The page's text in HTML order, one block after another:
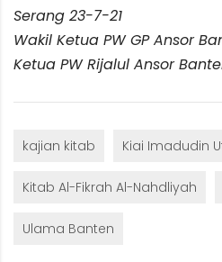
Serang 23-7-21
Wakil Ketua PW GP Ansor
Ketua PW Rijalul Ansor
kajian kitab Kiai Imadudin
Kitab Al-Fikrah Al-Nahdliyah
Ulama Banten